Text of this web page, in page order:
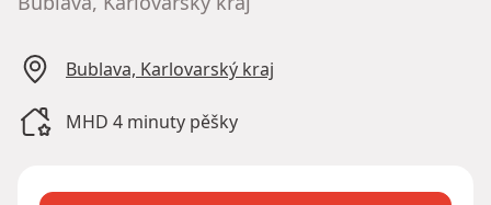
Bublava, Karlovarský kraj
MHD 4 minuty pěšky